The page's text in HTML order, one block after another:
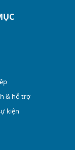
& hỗ trợ
kiện